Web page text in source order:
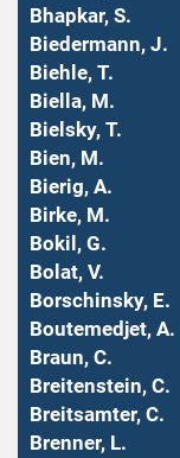
Bhapkar, S.
Biedermann, J.
Biehle, T.
Biella, M.
Bielsky, T.
Bien, M.
Bierig, A.
Birke, M.
Bokil, G.
Bolat, V.
Borschinsky, E.
Boutemedjet, A.
Braun, C.
Breitenstein, C.
Breitsamter, C.
Brenner, L.